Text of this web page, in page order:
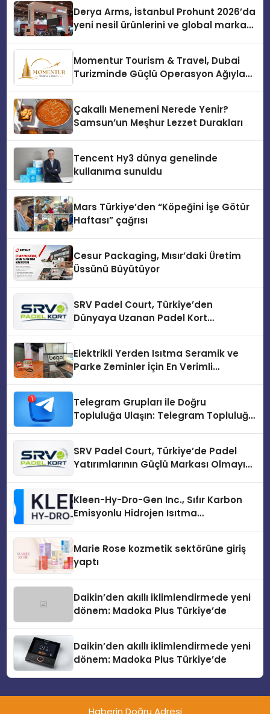
Derya Arms, İstanbul Prohunt 2026’da
yeni nesil ürünlerini ve global marka
Momentur Tourism & Travel, Dubai
Turizminde Güçlü Operasyon Ağıyla
Çakallı Menemeni Nerede Yenir?
Samsun’un Meşhur Lezzet Durakları
Tencent Hy3 dünya genelinde
kullanıma sunuldu
Mars Türkiye’den “Köpeğini İşe Götür
Haftası” çağrısı
Cesur Packaging, Mısır’daki Üretim
Üssünü Büyütüyor
SRV Padel Court, Türkiye’den
Dünyaya Uzanan Padel Kort
Elektrikli Yerden Isıtma Seramik ve
Parke Zeminler İçin En Verimli
Telegram Grupları ile Doğru
Topluluğa Ulaşın: Telegram Topluluğu
SRV Padel Court, Türkiye’de Padel
Yatırımlarının Güçlü Markası Olmayı
Kleen-Hy-Dro-Gen Inc., Sıfır Karbon
Emisyonlu Hidrojen Isıtma
Marie Rose kozmetik sektörüne giriş
yaptı
Daikin’den akıllı iklimlendirmede yeni
dönem: Madoka Plus Türkiye’de
Daikin’den akıllı iklimlendirmede yeni
dönem: Madoka Plus Türkiye’de
Haberin Doğru Adresi